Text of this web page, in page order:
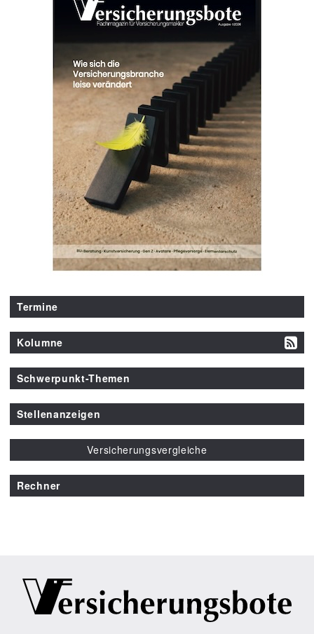
Termine
Kolumne
Schwerpunkt-Themen
Stellenanzeigen
Versicherungsvergleiche
Rechner